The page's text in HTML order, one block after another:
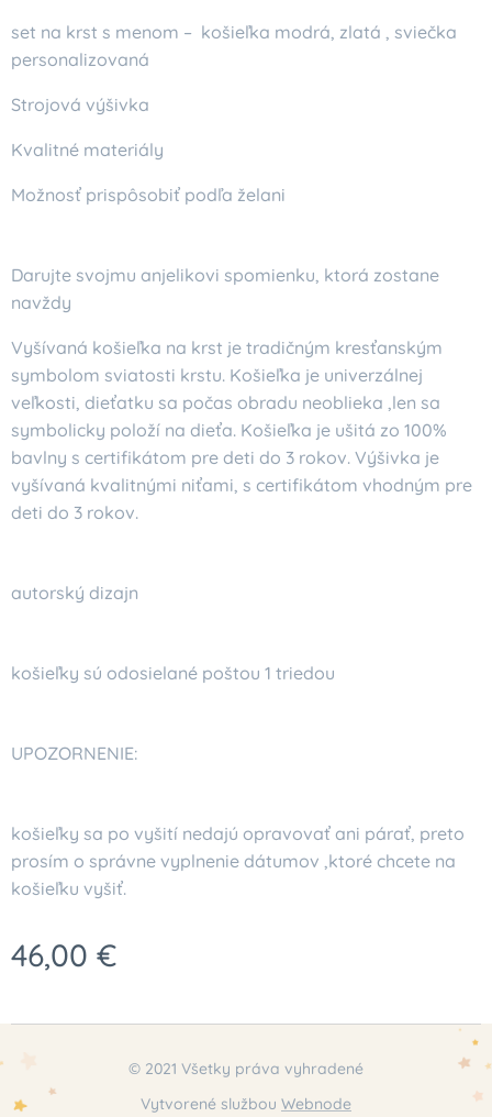
set na krst s menom – košieľka modrá, zlatá , sviečka
personalizovaná
Strojová výšivka
Kvalitné materiály
Možnosť prispôsobiť podľa želani
Darujte svojmu anjelikovi spomienku, ktorá zostane
navždy
Vyšívaná košieľka na krst je tradičným kresťanským
symbolom sviatosti krstu. Košieľka je univerzálnej
veľkosti, dieťatku sa počas obradu neoblieka ,len sa
symbolicky položí na dieťa. Košieľka je ušitá zo 100%
bavlny s certifikátom pre deti do 3 rokov. Výšivka je
vyšívaná kvalitnými niťami, s certifikátom vhodným pre
deti do 3 rokov.
autorský dizajn
košieľky sú odosielané poštou 1 triedou
UPOZORNENIE:
košieľky sa po vyšití nedajú opravovať ani párať, preto
prosím o správne vyplnenie dátumov ,ktoré chcete na
košieľku vyšiť.
46,00 €
© 2021 Všetky práva vyhradené
Vytvorené službou Webnode